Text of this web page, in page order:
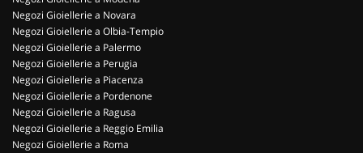
Negozi Gioiellerie a Novara
Negozi Gioiellerie a Olbia-Tempio
Negozi Gioiellerie a Palermo
Negozi Gioiellerie a Perugia
Negozi Gioiellerie a Piacenza
Negozi Gioiellerie a Pordenone
Negozi Gioiellerie a Ragusa
Negozi Gioiellerie a Reggio Emilia
Negozi Gioiellerie a Roma